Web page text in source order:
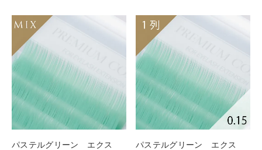
パステルグリーン エクス
パステルグリーン エクス